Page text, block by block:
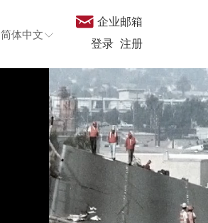
登录 注册
낂 企业邮箱
ꀅ
简体中文